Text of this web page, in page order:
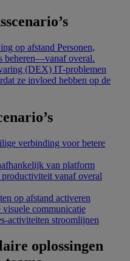
op afstand Personen,
beheren—vanaf overal.
(DEX) IT-problemen
ze invloed hebben op de
verbinding voor betere
van platform
vanaf overal
op afstand activeren
visuele communicatie
activiteiten stroomlijnen
oplossingen